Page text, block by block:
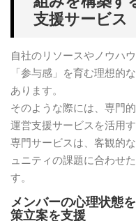
支援サービス
自社のリソースやノウハ
「参与感」を育む理想的
あります。
そのような際には、専門
運営支援サービスを活用
専門サービスは、客観的
ュニティの課題に合わせ
す。
メンバーの心理状態
策立案を支援